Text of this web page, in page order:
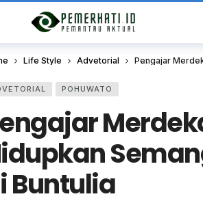
Life Style Advetorial Pengajar
POHUWATO
Buntulia